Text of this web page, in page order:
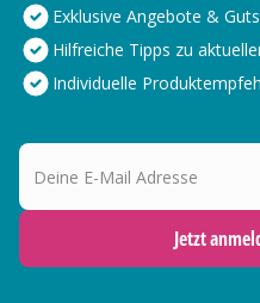
Exklusive Angebote &
Hilfreiche Tipps zu
Individuelle
Deine E-Mail Adresse
Jetzt